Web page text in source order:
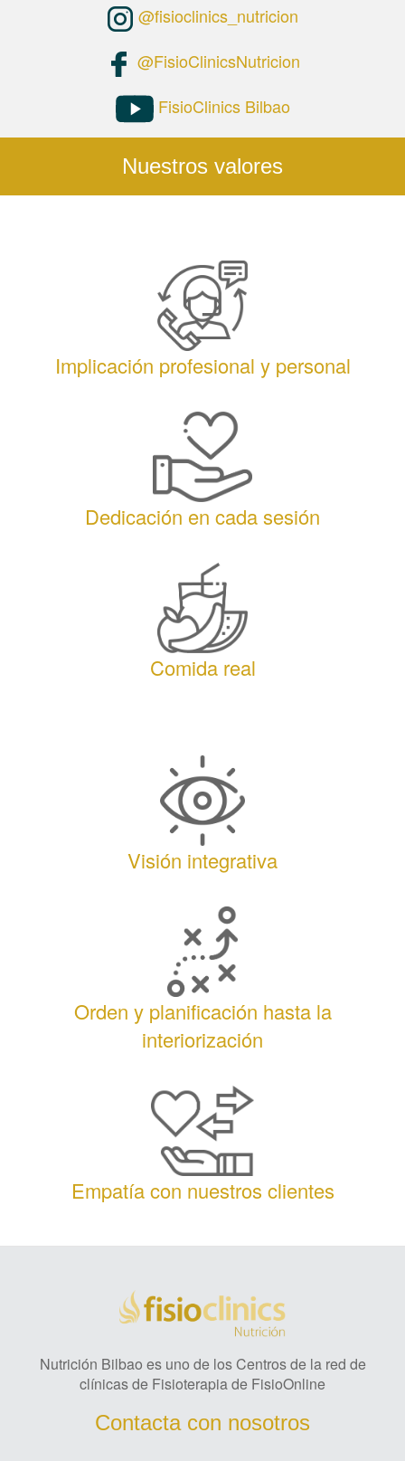
@fisioclinics_nutricion
@FisioClinicsNutricion
FisioClinics Bilbao
Nuestros valores
Implicación profesional y personal
Dedicación en cada sesión
Comida real
Visión integrativa
Orden y planificación hasta la
interiorización
Empatía con nuestros clientes
Nutrición Bilbao es uno de los Centros de la red de
clínicas de Fisioterapia de FisioOnline
Contacta con nosotros